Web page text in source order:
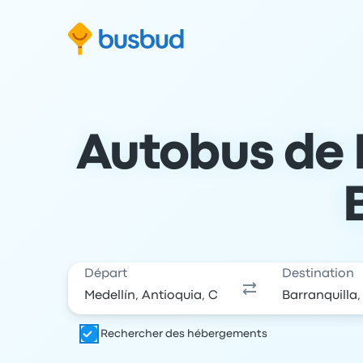
formulaire de recherche
Aller au contenu
Aller au pied de page
Autobus de
Départ Destination
Rechercher des hébergements